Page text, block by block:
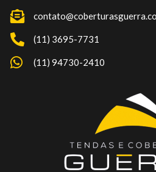
(11) 3695-7731
(11) 94730-2410